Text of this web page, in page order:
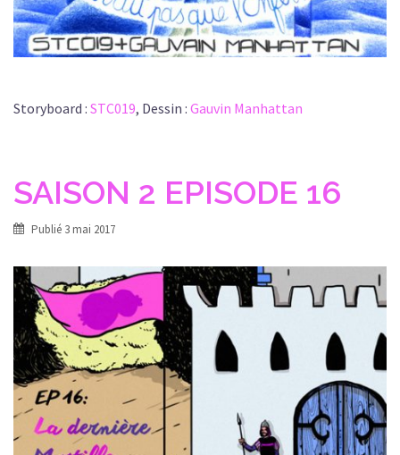
Storyboard : STC019, Dessin : Gauvin Manhattan
SAISON 2 EPISODE 16
Publié 3 mai 2017